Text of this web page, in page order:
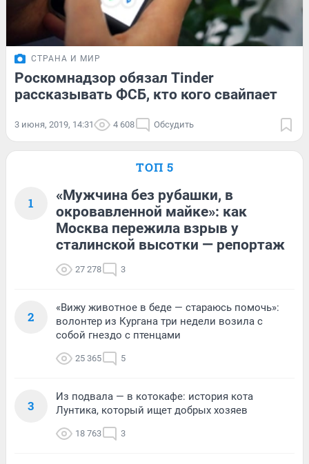
СТРАНА И МИР
Роскомнадзор обязал Tinder
рассказывать ФСБ, кто кого свайпает
3 июня, 2019, 14:31 4 608 Обсудить
ТОП 5
1
«Мужчина без рубашки, в
окровавленной майке»: как
Москва пережила взрыв у
сталинской высотки — репортаж
27 278 3
2
«Вижу животное в беде — стараюсь помочь»:
волонтер из Кургана три недели возила с
собой гнездо с птенцами
25 365 5
3
Из подвала — в котокафе: история кота
Лунтика, который ищет добрых хозяев
18 763 3